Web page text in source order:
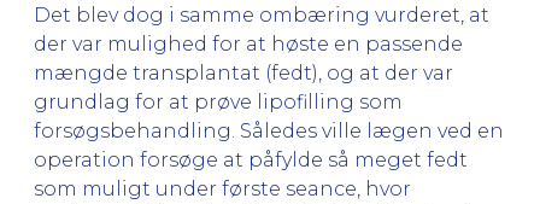
Det blev dog i samme ombæring vurderet, at
der var mulighed for at høste en passende
mængde transplantat (fedt), og at der var
grundlag for at prøve lipofilling som
forsøgsbehandling. Således ville lægen ved en
operation forsøge at påfylde så meget fedt
som muligt under første seance, hvor